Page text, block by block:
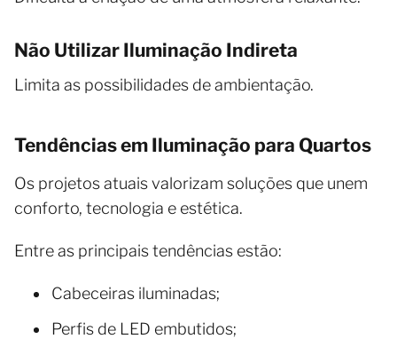
Não Utilizar Iluminação Indireta
Limita as possibilidades de ambientação.
Tendências em Iluminação para Quartos
Os projetos atuais valorizam soluções que unem
conforto, tecnologia e estética.
Entre as principais tendências estão:
Cabeceiras iluminadas;
Perfis de LED embutidos;